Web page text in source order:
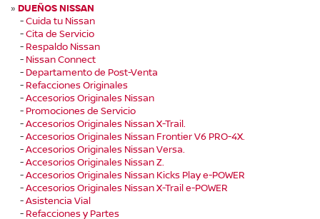
» DUEÑOS NISSAN
-Cuida tu Nissan
-Cita de Servicio
- Respaldo Nissan
- Nissan Connect
- Departamento de Post-Venta
- Refacciones Originales
-Accesorios Originales Nissan
- Promociones de Servicio
-Accesorios Originales Nissan X-Trail.
-Accesorios Originales Nissan Frontier V6 PRO-4X.
-Accesorios Originales Nissan Versa.
-Accesorios Originales Nissan Z.
-Accesorios Originales Nissan Kicks Play e-POWER
-Accesorios Originales Nissan X-Trail e-POWER
-Asistencia Vial
- Refacciones y Partes